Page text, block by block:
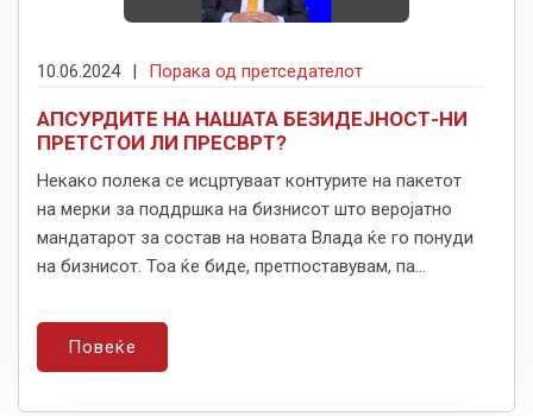
10.06.2024 Порака од претседателот
АПСУРДИТЕ НА НАШАТА БЕЗИДЕЈНОСТ-НИ
ПРЕТСТОИ ЛИ ПРЕСВРТ?
Некако полека се исцртуваат контурите на пакетот
на мерки за поддршка на бизнисот што веројатно
мандатарот за состав на новата Влада ќе го понуди
на бизнисот. Тоа ќе биде, претпоставувам, па...
Повеќе